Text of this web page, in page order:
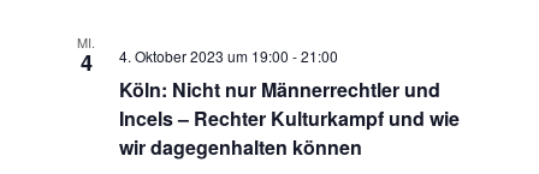
n
MI.
4
Köln: Nicht nur Männerrechtler und
Incels – Rechter Kulturkampf und wie
wir dagegenhalten können
4. Oktober 2023 um 19:00 -21:00